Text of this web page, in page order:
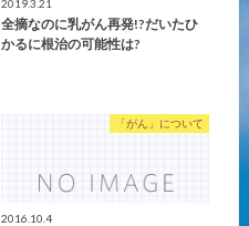
2019.3.21
全摘なのに乳がん再発!?だいたひ
かるに根治の可能性は?
「がん」について
2016.10.4